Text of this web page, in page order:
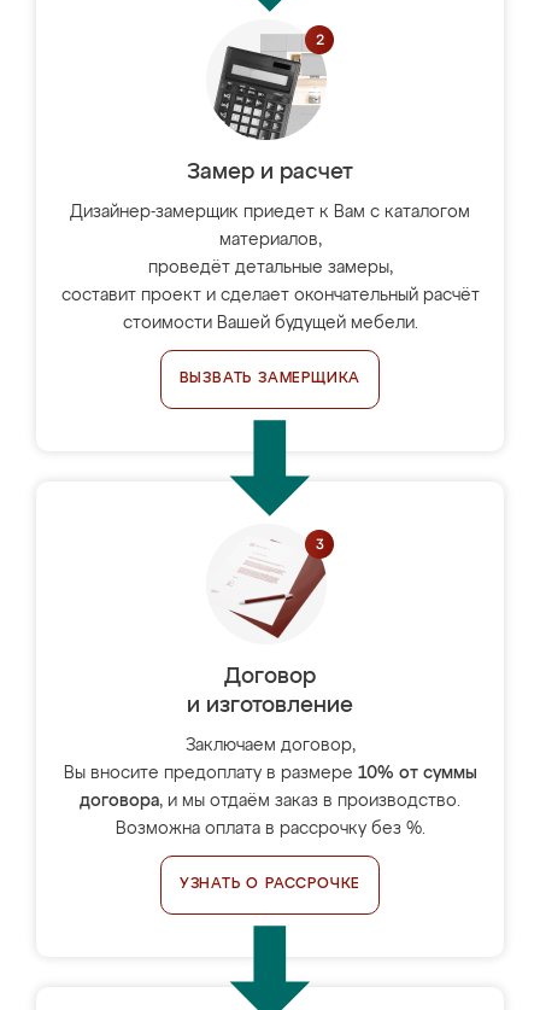
Замер и расчет
Дизайнер-замерщик приедет к Вам с каталогом
материалов,
проведёт детальные замеры,
составит проект и сделает окончательный расчёт
стоимости Вашей будущей мебели.
ВЫЗВАТЬ ЗАМЕРЩИКА
Договор
и изготовление
Заключаем договор,
Вы вносите предоплату в размере 10% от суммы
договора, и мы отдаём заказ в производство.
Возможна оплата в рассрочку без %.
УЗНАТЬ О РАССРОЧКЕ